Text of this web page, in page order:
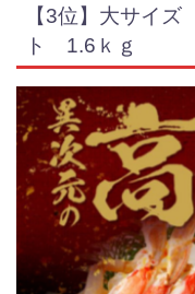
【3位】大サイ
ト 1.6ｋｇ